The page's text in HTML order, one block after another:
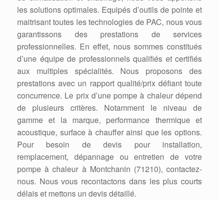
les solutions optimales. Equipés d’outils de pointe et
maitrisant toutes les technologies de PAC, nous vous
garantissons des prestations de services
professionnelles. En effet, nous sommes constitués
d’une équipe de professionnels qualifiés et certifiés
aux multiples spécialités. Nous proposons des
prestations avec un rapport qualité/prix défiant toute
concurrence. Le prix d’une pompe à chaleur dépend
de plusieurs critères. Notamment le niveau de
gamme et la marque, performance thermique et
acoustique, surface à chauffer ainsi que les options.
Pour besoin de devis pour installation,
remplacement, dépannage ou entretien de votre
pompe à chaleur à Montchanin (71210), contactez-
nous. Nous vous recontactons dans les plus courts
délais et mettons un devis détaillé.